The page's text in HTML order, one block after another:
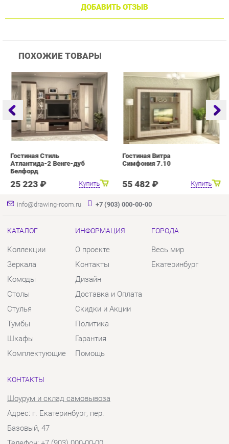
Купить
Гостиная Стиль
Атлантида-2 Венге-дуб
Белфорд
25 223 ₽ Купить
Симфония 7.10
55 482 ₽
info@drawing-room.ru +7 (903) 000-00-00
КАТАЛОГ
Коллекции
Зеркала
Комоды
Столы
Стулья
Тумбы
Шкафы
Комплектующие
Контакты
Дизайн
Доставка и Оплата
Скидки и Акции
Политика
Гарантия
Помощь
ГОРОДА
Екатеринбург
КОНТАКТЫ
Базовый, 47
Телефон: +7 (903) 000-00-00
Отправить сообщение